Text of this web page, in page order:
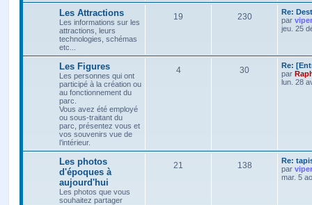
Les Attractions
Les informations sur les
attractions, leurs
technologies, schémas
etc...
19 230
Re:
par
jeu. 25
Les Figures
Les personnes qui ont
participé à la création ou
au fonctionnement du
parc.
Vous avez été employé
ou sous-traitant du
parc, présentez vous et
vos souvenirs vue de
l’intérieur.
4 30
Re:
par
lun. 28
Les photos
d'époques à
aujourd'hui
Les photos que vous
souhaitez partager
21 138
Re:
par
mar. 5